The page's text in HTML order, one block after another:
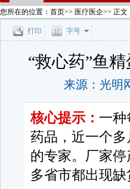
您所在的位置： 首页>> 医疗医企>> 正文
打印 字号
“救心药”鱼
来源：光明
核心提示： 一种
药品，近一个
的专家。厂家
多省市都出现缺